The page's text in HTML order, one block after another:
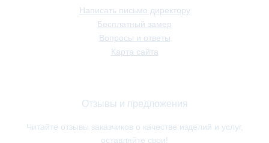
Написать письмо директору
Бесплатный замер
Вопросы и ответы
Карта сайта
Отзывы и предложения
Читайте отзывы заказчиков о качестве изделий и услуг,
оставляйте свои!